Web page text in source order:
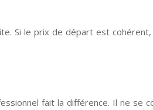
Si le prix de départ est
fait la différence. Il ne se